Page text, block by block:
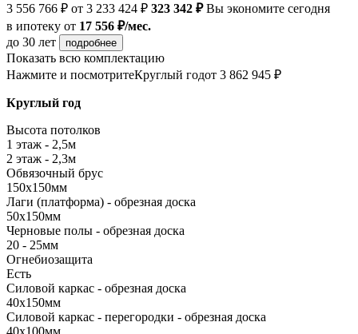
3 556 766 ₽ от 3 233 424 ₽ 323 342 ₽Вы экономите сегодня
в ипотеку от 17 556 ₽/мес.
до 30 лет
подробнее
Показать всю комплектацию
Нажмите и посмотритеКруглый годот 3 862 945 ₽
Круглый год
Высота потолков
1 этаж - 2,5м
2 этаж - 2,3м
Обвязочный брус
150х150мм
Лаги (платформа) - обрезная доска
50х150мм
Черновые полы - обрезная доска
20 - 25мм
Огнебиозащита
Есть
Силовой каркас - обрезная доска
40х150мм
Силовой каркас - перегородки - обрезная доска
40х100мм